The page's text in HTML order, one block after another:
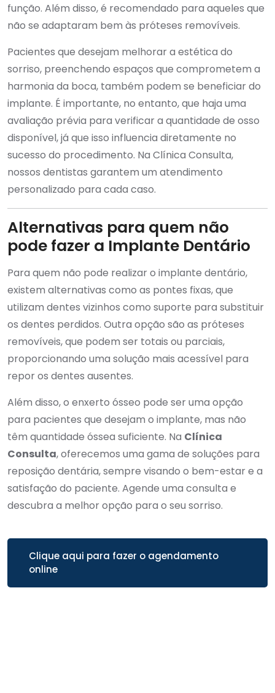
função. Além disso, é recomendado para aqueles que
não se adaptaram bem às próteses removíveis.
Pacientes que desejam melhorar a estética do
sorriso, preenchendo espaços que comprometem a
harmonia da boca, também podem se beneficiar do
implante. É importante, no entanto, que haja uma
avaliação prévia para verificar a quantidade de osso
disponível, já que isso influencia diretamente no
sucesso do procedimento. Na Clínica Consulta,
nossos dentistas garantem um atendimento
personalizado para cada caso.
Alternativas para quem não
pode fazer a Implante Dentário
Para quem não pode realizar o implante dentário,
existem alternativas como as pontes fixas, que
utilizam dentes vizinhos como suporte para substituir
os dentes perdidos. Outra opção são as próteses
removíveis, que podem ser totais ou parciais,
proporcionando uma solução mais acessível para
repor os dentes ausentes.
Além disso, o enxerto ósseo pode ser uma opção
para pacientes que desejam o implante, mas não
têm quantidade óssea suficiente. Na Clínica
Consulta, oferecemos uma gama de soluções para
reposição dentária, sempre visando o bem-estar e a
satisfação do paciente. Agende uma consulta e
descubra a melhor opção para o seu sorriso.
Clique aqui para fazer o agendamento
online